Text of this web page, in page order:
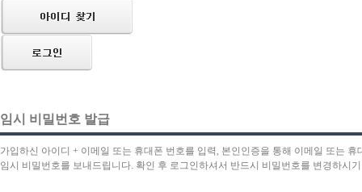
임시 비밀번호 발급
가입하신 아이디 + 이메일 또는 휴대폰 번호를 입력, 본인인증을 통해 이메일 또는 휴
임시 비밀번호를 보내드립니다. 확인 후 로그인하셔서 반드시 비밀번호를 변경하시